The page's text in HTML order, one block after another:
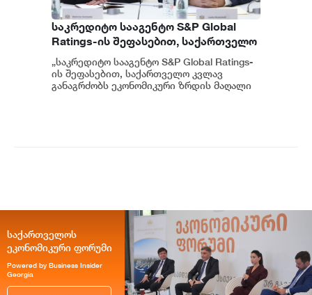
საკრედიტო სააგენტო S&P Global
Ratings-ის შეფასებით, საქართველო
კვლავ განაგრძობს ეკონომიკური
ზრდის მაღალი მაჩვენებლებისა და
ჯანსაღი ფისკალური პოლიტიკის
„საკრედიტო სააგენტო S&P Global Ratings-
ის შეფასებით, საქართველო კვლავ
განაგრძობს ეკონომიკური ზრდის მაღალი
საქართველოს
ეკონომიკური ფორუმი
Powered by Business Insider
Georgia